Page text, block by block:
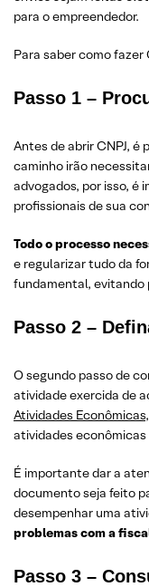
para o empreendedor.
Para saber como fazer
Passo 1 –
Antes de abrir CNPJ, é
caminho irão
advogados, por isso, é
profissionais de sua
Todo o processo
e regularizar tudo da
fundamental, evitando
Passo 2 –
O segundo passo de
atividade exercida de
Atividades Econômicas
atividades
É importante dar a
documento seja feito
desempenhar uma
problemas com a
Passo 3 –